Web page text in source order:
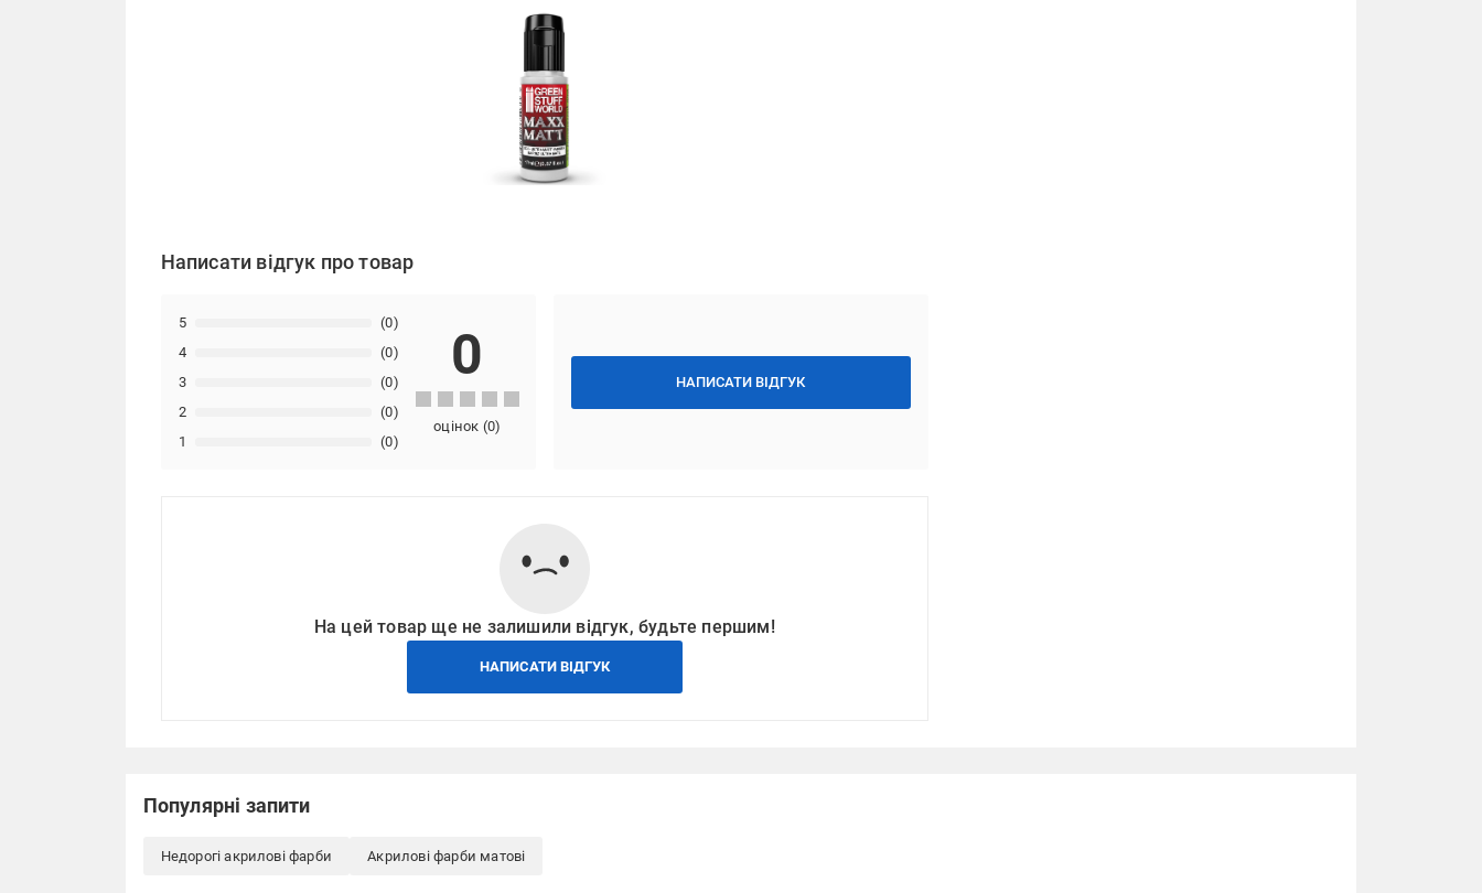
Написати відгук про товар
НАПИСАТИ ВІДГУК
1 (0)
2 (0)
3 (0)
4 (0)
5 (0)
0
оцінок (0)
На цей товар ще не залишили відгук, будьте першим!
НАПИСАТИ ВІДГУК
Популярні запити
Недорогі акрилові фарби Акрилові фарби матові